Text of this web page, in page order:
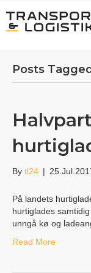
Posts
By tl24 |
På landets
hurtiglades
unngå kø og
Read More